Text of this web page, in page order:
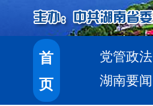
首
页
党管政法
湖南要闻